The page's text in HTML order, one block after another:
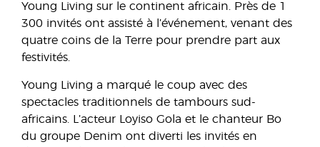
Young Living sur le continent africain. Près de 1
300 invités ont assisté à l’événement, venant des
quatre coins de la Terre pour prendre part aux
festivités.
Young Living a marqué le coup avec des
spectacles traditionnels de tambours sud-
africains. L’acteur Loyiso Gola et le chanteur Bo
du groupe Denim ont diverti les invités en